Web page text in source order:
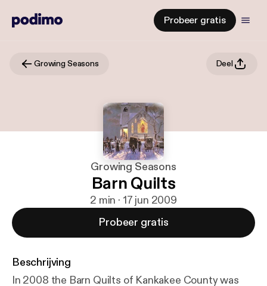
Probeer gratis
Growing Seasons Deel
Growing Seasons
Barn Quilts
2 min · 17 jun 2009
Probeer gratis
Beschrijving
In 2008 the Barn Quilts of Kankakee County was